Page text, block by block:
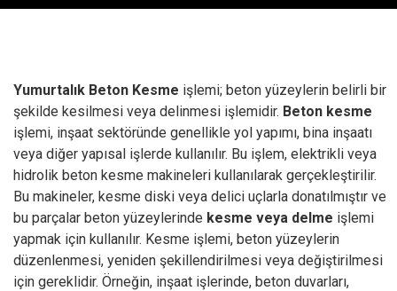
Yumurtalık Beton Kesme işlemi; beton yüzeylerin belirli bir
şekilde kesilmesi veya delinmesi işlemidir. Beton kesme
işlemi, inşaat sektöründe genellikle yol yapımı, bina inşaatı
veya diğer yapısal işlerde kullanılır. Bu işlem, elektrikli veya
hidrolik beton kesme makineleri kullanılarak gerçekleştirilir.
Bu makineler, kesme diski veya delici uçlarla donatılmıştır ve
bu parçalar beton yüzeylerinde kesme veya delme işlemi
yapmak için kullanılır. Kesme işlemi, beton yüzeylerin
düzenlenmesi, yeniden şekillendirilmesi veya değiştirilmesi
için gereklidir. Örneğin, inşaat işlerinde, beton duvarları,